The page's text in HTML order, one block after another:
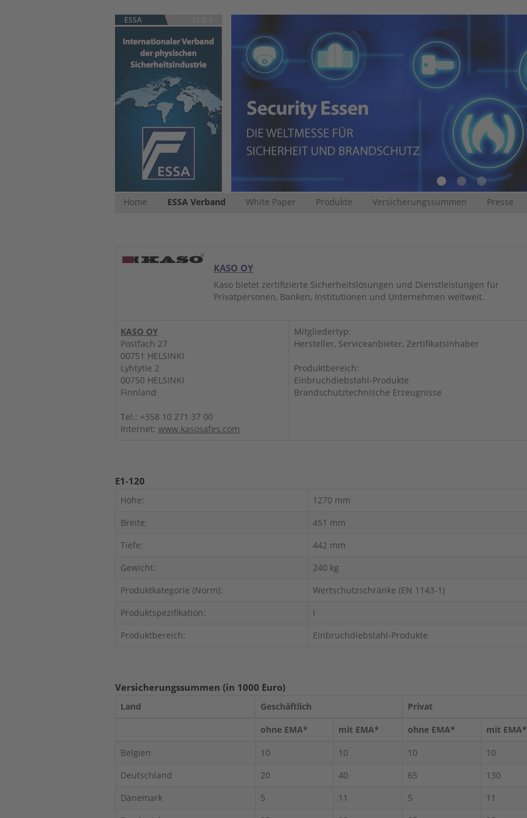
ESSA
Home ESSA Verband White Paper Produkte Versicherungssummen Presse
KASO OY
Kaso bietet zertifizierte Sicherheitslösungen und Dienstleistungen für
Privatpersonen, Banken, Institutionen und Unternehmen weltweit.
KASO OY
Postfach 27
00751 HELSINKI
Lyhtytie 2
00750 HELSINKI
Finnland
Tel.: +358 10 271 37 00
Internet: www.kasosafes.com
Mitgliedertyp:
Hersteller, Serviceanbieter, Zertifikatsinhaber
Produktbereich:
Einbruchdiebstahl-Produkte
Brandschutztechnische Erzeugnisse
E1-120
Höhe:
1270 mm
Breite:
451 mm
Tiefe:
442 mm
Gewicht:
240 kg
Produktkategorie (Norm):
Wertschutzschränke (EN 1143-1)
Produktspezifikation:
I
Produktbereich:
Einbruchdiebstahl-Produkte
Versicherungssummen (in 1000 Euro)
Land Geschäftlich
Privat
ohne EMA*
mit EMA* ohne EMA*
mit EMA*
Belgien
10 10 10
10
Deutschland
20 40 65
130
Dänemark
5 11 5
11